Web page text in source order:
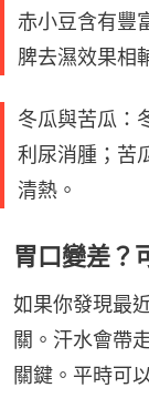
赤小豆含有豐
脾去濕效果相
冬瓜與苦瓜：
利尿消腫；苦
清熱。
胃口變差？
如果你發現最
關。汗水會帶
關鍵。平時可